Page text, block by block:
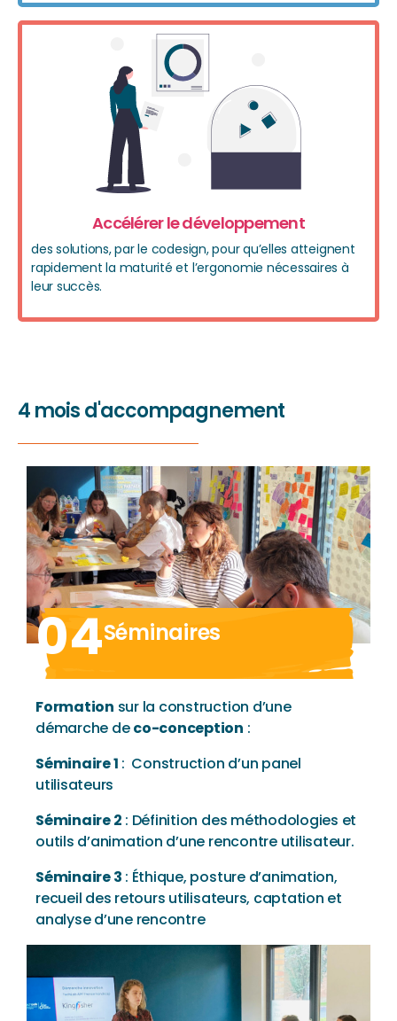
Accélérer le développement
des solutions, par le codesign, pour qu’elles atteignent
rapidement la maturité et l’ergonomie nécessaires à
leur succès.
4 mois d'accompagnement
04Séminaires
Formation sur la construction d’une
démarche deco-conception :
Séminaire 1 : Construction d’un panel
utilisateurs
Séminaire 2 : Définition des méthodologies et
outils d’animation d’une rencontre utilisateur.
Séminaire 3 : Éthique, posture d’animation,
recueil des retours utilisateurs, captation et
analyse d’une rencontre